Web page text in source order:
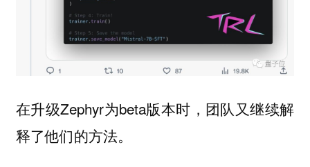
在升级Zephyr为beta版本时，团队又继续解
释了他们的方法。